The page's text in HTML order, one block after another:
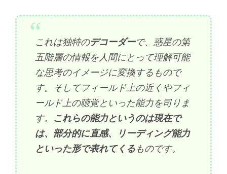
これは独特のデコーダーで、惑星の第
五階層の情報を人間にとって理解可能
な思考のイメージに変換するもので
す。そしてフィールド上の近くやフィ
ールド上の聴覚といった能力を司りま
す。 これらの能力というのは現在で
は、部分的に直感、リーディング能力
といった形で表れてくる ものです。